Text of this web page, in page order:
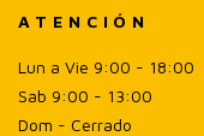
ATENCIÓN
Lun a Vie 9:00 - 18:00
Sab 9:00 - 13:00
Dom - Cerrado